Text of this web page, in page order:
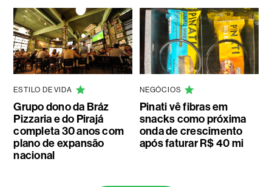
ESTILO DE VIDA
Grupo dono da Bráz
Pizzaria e do Pirajá
completa 30 anos com
plano de expansão
nacional
NEGÓCIOS
Pinati vê fibras em
snacks como próxima
onda de crescimento
após faturar R$ 40 mi